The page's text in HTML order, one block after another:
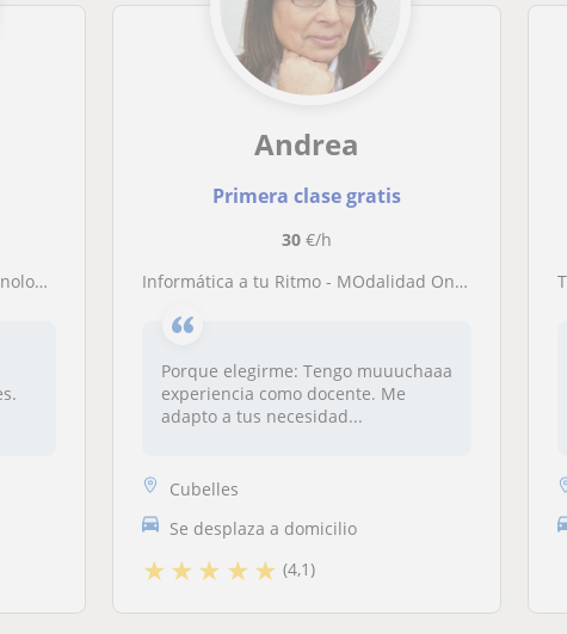
Mayor
Andrea
Primera clase gratis
30€/h
Informática a tu Ritmo - MOdalidad Online
Porque elegirme: Tengo muuuchaaa
experiencia como docente. Me
adapto a tus necesidad...
Cubelles
Se desplaza a domicilio
★★★ ★★ (4,1)